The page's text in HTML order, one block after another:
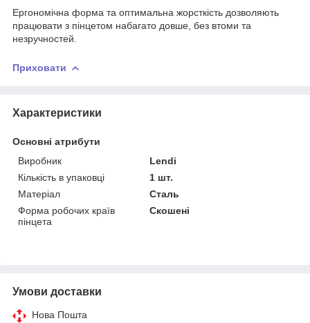
Ергономічна форма та оптимальна жорсткість дозволяють
працювати з пінцетом набагато довше, без втоми та
незручностей.
Приховати
Характеристики
Основні атрибути
Виробник
Lendi
Кількість в упаковці
1 шт.
Матеріал
Сталь
Форма робочих країв
пінцета
Скошені
Умови доставки
Нова Пошта